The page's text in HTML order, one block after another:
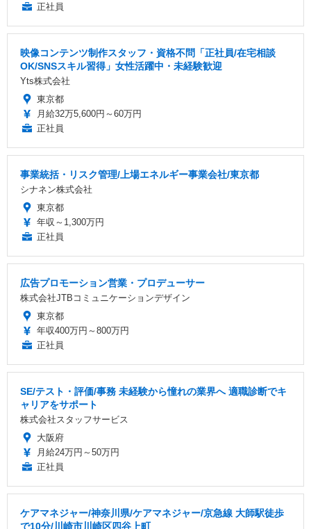
正社員
映像コンテンツ制作スタッフ・資格不問「正社員/在宅相談
OK/SNSスキル習得」女性活躍中・未経験歓迎
Yts株式会社
東京都
月給32万5,600円～60万円
正社員
事業統括・リスク管理/上場エネルギー事業会社/東京都
シナネン株式会社
東京都
年収～1,300万円
正社員
広告プロモーション営業・プロデューサー
株式会社JTBコミュニケーションデザイン
東京都
年収400万円～800万円
正社員
SE/テスト・評価/事務 未経験から憧れの業界へ 適職診断でキ
ャリアをサポート
株式会社スタッフサービス
大阪府
月給24万円～50万円
正社員
ケアマネジャー/神奈川県/ケアマネジャー/京急線 大師駅徒歩
で10分/川崎市川崎区四谷上町